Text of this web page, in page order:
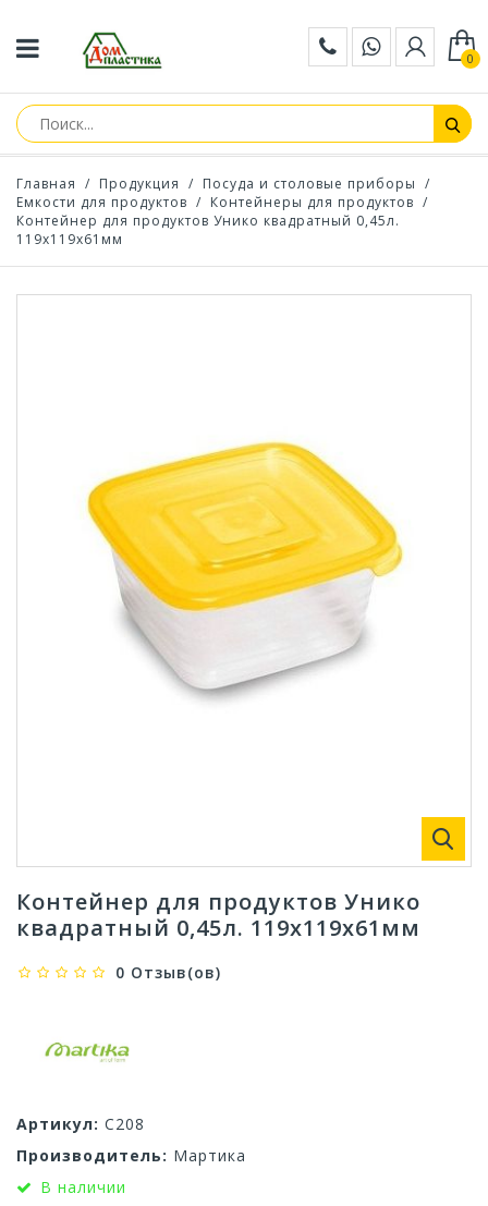
0
Главная / Продукция / Посуда и столовые приборы /
Емкости для продуктов / Контейнеры для продуктов /
Контейнер для продуктов Унико квадратный 0,45л.
119х119х61мм
Контейнер для продуктов Унико
квадратный 0,45л. 119х119х61мм
0 Отзыв(ов)
Артикул: С208
Производитель: Мартика
В наличии